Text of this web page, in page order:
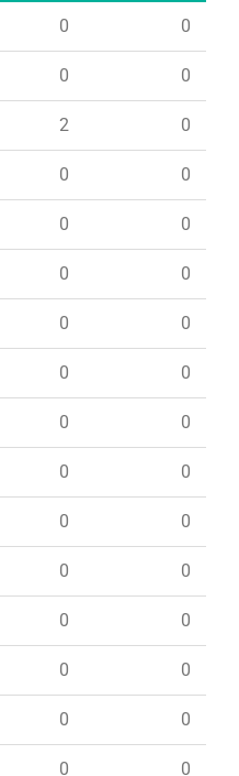
0 0
0 0
2 0
0 0
0 0
0 0
0 0
0 0
0 0
0 0
0 0
0 0
0 0
0 0
0 0
0 0